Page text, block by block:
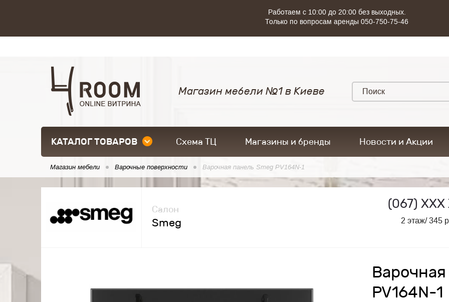
Работаем с 10:00 до 20:00 без выходных.
Только по вопросам аренды 050-750-75-46
Магазин мебели №1 в Киеве
КАТАЛОГ ТОВАРОВ Схема ТЦ Магазины и бренды Новости и Акции
Магазин мебели Варочные поверхности Варочная панель Smeg PV164N-1
Салон
Smeg
(067) ХХХ
2 этаж/ 345
PV164N-1